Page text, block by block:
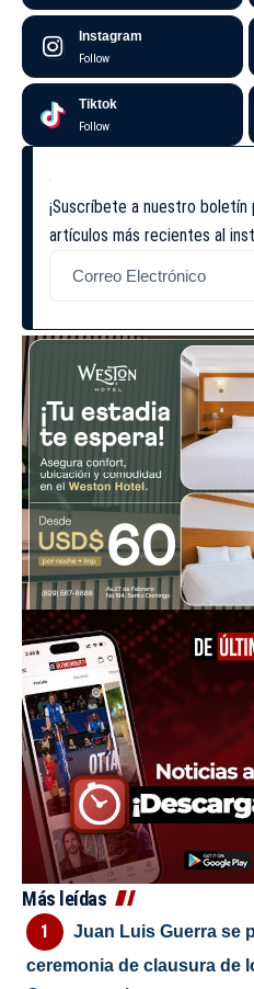
Instagram
Follow
Tiktok
Follow
¡Suscríbete a nuestro
artículos más recientes al
Más leídas
Juan Luis Guerra se
ceremonia de clausura de